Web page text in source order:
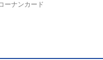
ーナンカード